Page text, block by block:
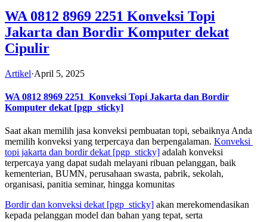
WA 0812 8969 2251 Konveksi Topi
Jakarta dan Bordir Komputer dekat
Cipulir
Artikel·April 5, 2025
WA 0812 8969 2251 Konveksi Topi Jakarta dan Bordir
Komputer dekat [pgp_sticky]
Saat akan memilih jasa konveksi pembuatan topi, sebaiknya Anda
memilih konveksi yang terpercaya dan berpengalaman. Konveksi
topi jakarta dan bordir dekat [pgp_sticky] adalah konveksi
terpercaya yang dapat sudah melayani ribuan pelanggan, baik
kementerian, BUMN, perusahaan swasta, pabrik, sekolah,
organisasi, panitia seminar, hingga komunitas
Bordir dan konveksi dekat [pgp_sticky] akan merekomendasikan
kepada pelanggan model dan bahan yang tepat, serta